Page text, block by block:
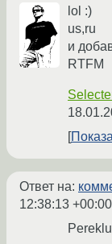
lol :)
us,ru
и
RTFM
Ответ на:
12:38:13 +00:00